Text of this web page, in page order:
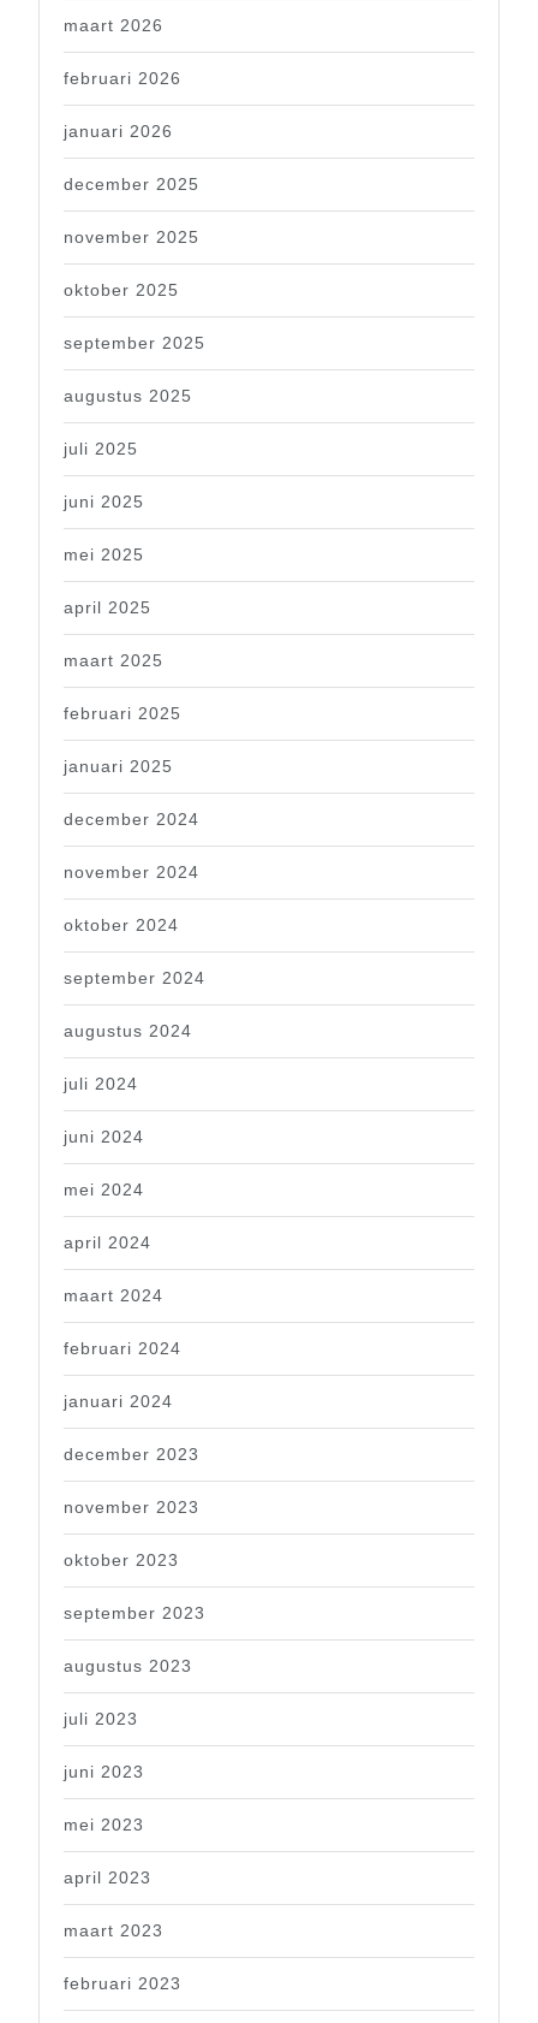
maart 2026
februari 2026
januari 2026
december 2025
november 2025
oktober 2025
september 2025
augustus 2025
juli 2025
juni 2025
mei 2025
april 2025
maart 2025
februari 2025
januari 2025
december 2024
november 2024
oktober 2024
september 2024
augustus 2024
juli 2024
juni 2024
mei 2024
april 2024
maart 2024
februari 2024
januari 2024
december 2023
november 2023
oktober 2023
september 2023
augustus 2023
juli 2023
juni 2023
mei 2023
april 2023
maart 2023
februari 2023